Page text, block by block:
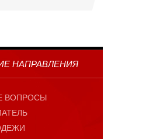
НАПРАВЛЕНИЯ
ВОПРОСЫ